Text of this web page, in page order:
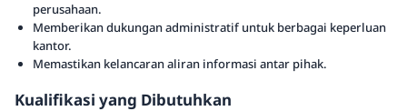
perusahaan.
Memberikan dukungan administratif untuk berbagai keperluan
kantor.
Memastikan kelancaran aliran informasi antar pihak.
Kualifikasi yang Dibutuhkan